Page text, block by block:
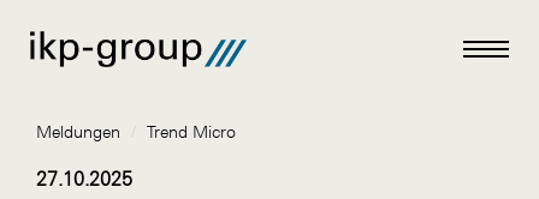
Meldungen / Trend Micro
27.10.2025